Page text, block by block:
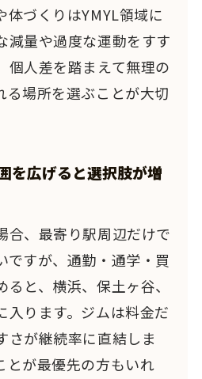
体づくりはYMYL領域に
減量や過度な運動をすす
個人差を踏まえて無理の
る場所を選ぶことが大切
を広げると選択肢が増
合、最寄り駅周辺だけで
ですが、通勤・通学・買
と、横浜、保土ヶ谷、
入ります。ジムは料金だ
さが継続率に直結しま
とが最優先の方もいれ